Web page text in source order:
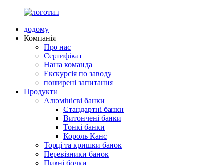
додому
Компанія
Про нас
Сертифікат
Наша команда
Екскурсія по заводу
поширені запитання
Продукти
Алюмінієві банки
Стандартні банки
Витончені банки
Тонкі банки
Король Канс
Торці та кришки банок
Перевізники банок
Пивні бочки